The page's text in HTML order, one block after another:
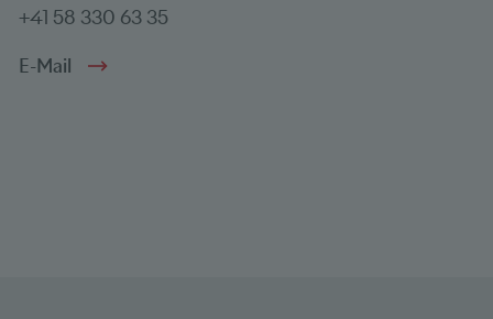
+41 58 330 63 35
E-Mail